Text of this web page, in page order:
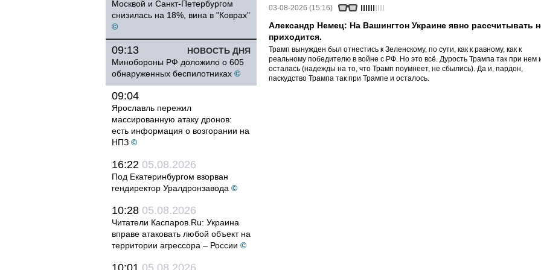
Москвой и Санкт-Петербургом
снизилась на 18%, вина в "Коврах"
©
НОВОСТЬ ДНЯ
09:13
Минобороны РФ доложило о 605
обнаруженных беспилотниках ©
09:04
Ярославль пережил
массированную атаку дронов:
есть информация о возгорании на
НПЗ ©
16:22 05.08.2026
Под Екатеринбургом взорван
гендиректор Уралдронзавода ©
10:28 05.08.2026
Читатели Каспаров.Ru: Украина
вправе атаковать любой объект на
территории агрессора – России ©
10:01 05.08.2026
03-08-2026 (15:16)
Александр Немец: На Вашингтон Украине явно рассчитывать
приходится.
Трамп вынужден был отнестись к Зеленскому, по сути, как к равному, как к
реальному победителю в войне с РФ. Но это всё. Дурость Трампа так при нем
осталась (надежды на то, что Трамп поумнеет, не сбылись). Да и, пардон,
паскудство Трампа так при Трампе и осталось.